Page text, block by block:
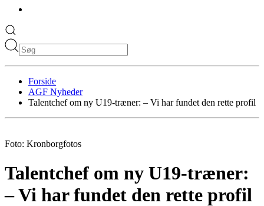
Forside
AGF Nyheder
Talentchef om ny U19-træner: – Vi har fundet den rette profil
Foto: Kronborgfotos
Talentchef om ny U19-træner:
– Vi har fundet den rette profil